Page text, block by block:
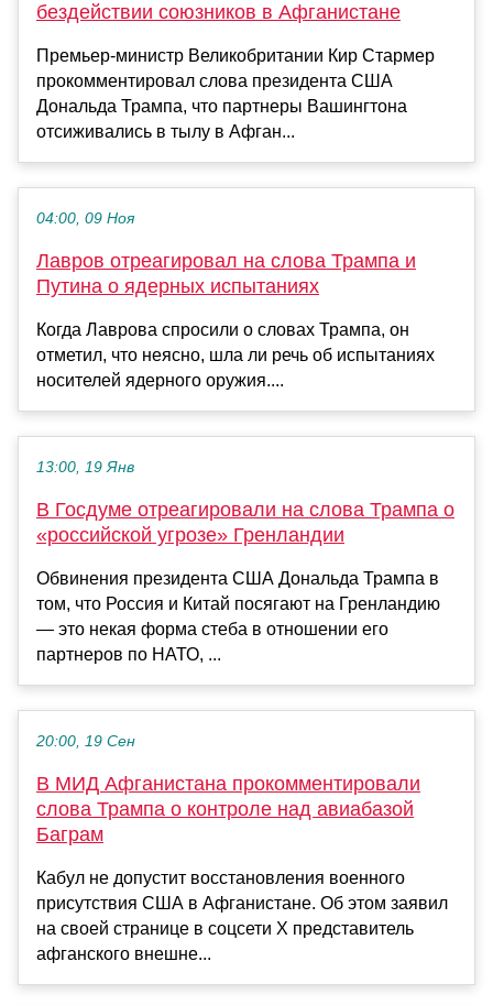
бездействии союзников в Афганистане
Премьер-министр Великобритании Кир Стармер
прокомментировал слова президента США
Дональда Трампа, что партнеры Вашингтона
отсиживались в тылу в Афган...
04:00, 09 Ноя
Лавров отреагировал на слова Трампа и
Путина о ядерных испытаниях
Когда Лаврова спросили о словах Трампа, он
отметил, что неясно, шла ли речь об испытаниях
носителей ядерного оружия....
13:00, 19 Янв
В Госдуме отреагировали на слова Трампа о
«российской угрозе» Гренландии
Обвинения президента США Дональда Трампа в
том, что Россия и Китай посягают на Гренландию
— это некая форма стеба в отношении его
партнеров по НАТО, ...
20:00, 19 Сен
В МИД Афганистана прокомментировали
слова Трампа о контроле над авиабазой
Баграм
Кабул не допустит восстановления военного
присутствия США в Афганистане. Об этом заявил
на своей странице в соцсети X представитель
афганского внешне...